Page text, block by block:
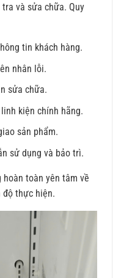
và sửa chữa. Quy
tin khách hàng.
nhân lỗi.
sửa chữa.
kiện chính hãng.
sản phẩm.
sử dụng và bảo trì.
toàn yên tâm về
thực hiện.